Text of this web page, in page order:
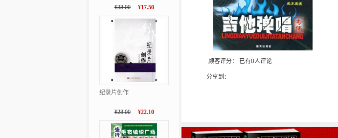
¥38.00
¥17.50
纪录片创作
¥28.00 ¥22.10
顾客评分： 已有0人评论
分享到：